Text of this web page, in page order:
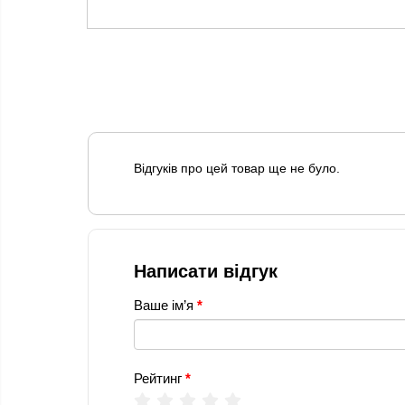
Відгуків про цей товар ще не було.
Написати відгук
Ваше ім’я
Рейтинг